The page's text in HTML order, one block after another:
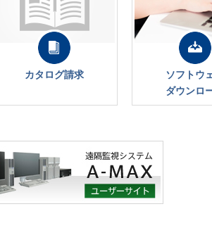
カタログ請求
ソフトウ
ダウンロ